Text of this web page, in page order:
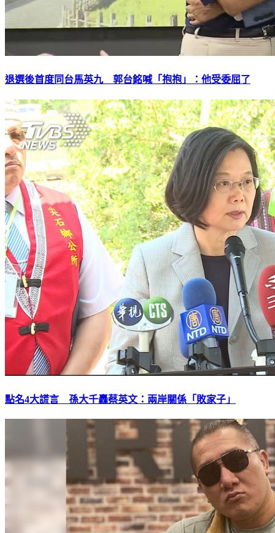
退選後首度同台馬英九 郭台銘喊「抱抱」：他受委屈了
點名4大謊言 孫大千轟蔡英文：兩岸關係「敗家子」